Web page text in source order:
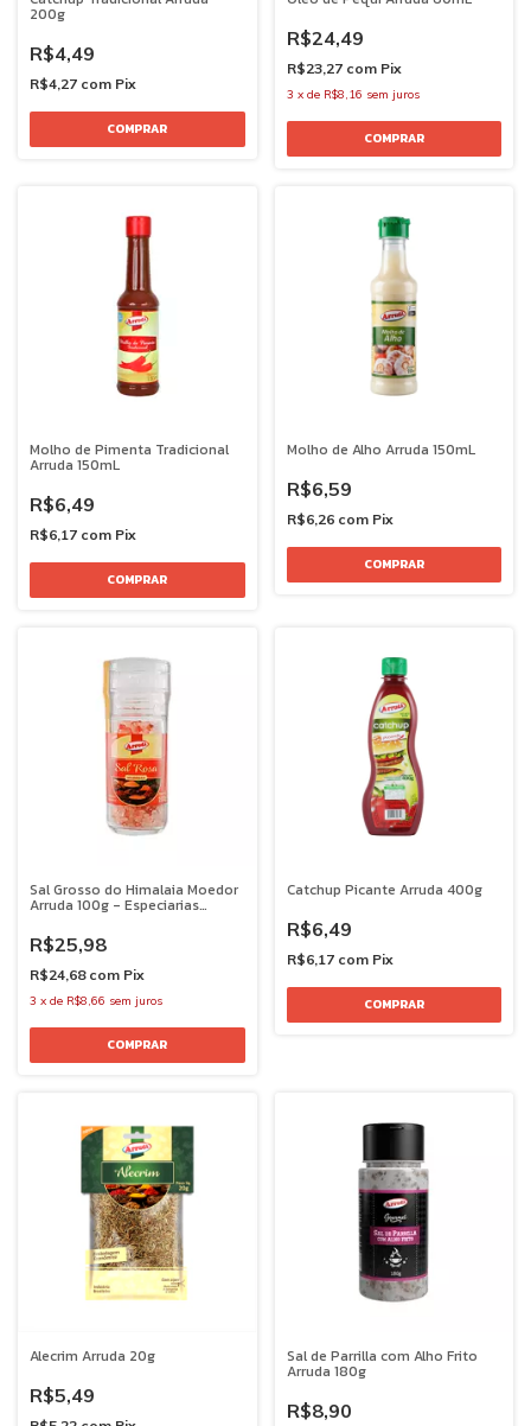
200g
R$4,49
R$4,27 com Pix
R$24,49
R$23,27 com Pix
3 x de R$8,16 sem juros
Molho de Pimenta Tradicional
Arruda 150mL
R$6,49
R$6,17 com Pix
Molho de Alho Arruda 150mL
R$6,59
R$6,26 com Pix
Sal Grosso do Himalaia Moedor
Arruda 100g - Especiarias
R$25,98
R$24,68 com Pix
3 x de R$8,66 sem juros
Catchup Picante Arruda 400g
R$6,49
R$6,17 com Pix
Alecrim Arruda 20g
R$5,49
Sal de Parrilla com Alho Frito
Arruda 180g
R$8,90